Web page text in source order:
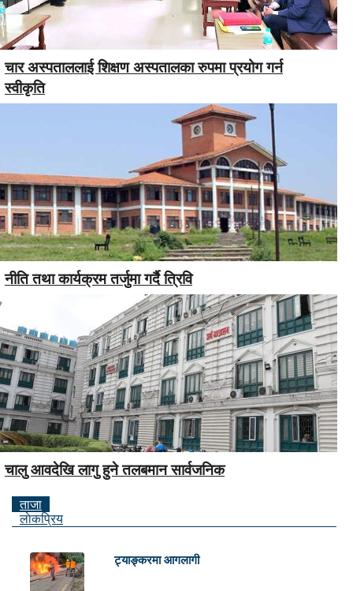
चार अस्पताललाई शिक्षण अस्पतालका रुपमा प्रयोग गर्न
स्वीकृति
नीति तथा कार्यक्रम तर्जुमा गर्दै त्रिवि
चालु आवदेखि लागु हुने तलबमान सार्वजनिक
ताजा
लाेकप्रिय
ट्याङ्करमा आगलागी